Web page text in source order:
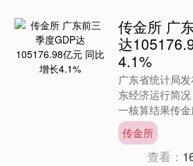
传金所 广
达
4.1%
广东省统计局
东经济运行简
一核算结果传
现地区生产总值
变价格计算，同
传金所
查看：